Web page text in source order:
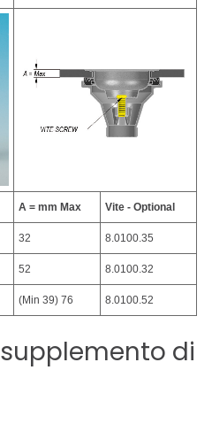
A = mm Max Vite - Optional
32 8.0100.35
52 8.0100.32
(Min 39) 76 8.0100.52
supplemento di